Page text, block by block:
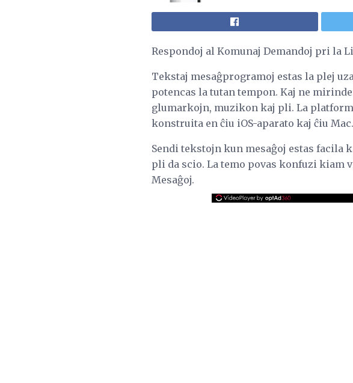
Respondoj al Komunaj Demandoj pri la
Tekstaj mesaĝprogramoj estas la plej
potencas la tutan tempon. Kaj ne
glumarkojn, muzikon kaj pli. La
konstruita en ĉiu iOS-aparato kaj ĉiu Mac.
Sendi tekstojn kun mesaĝoj estas facila
pli da scio. La temo povas konfuzi kiam
Mesaĝoj.